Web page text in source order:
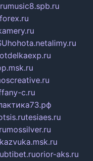
music8.spb.ru
hohota.netalimy.ru
otdelkaexp.ru
c.ru
tesiaes.ru
mossilver.ru
orior-aks.ru